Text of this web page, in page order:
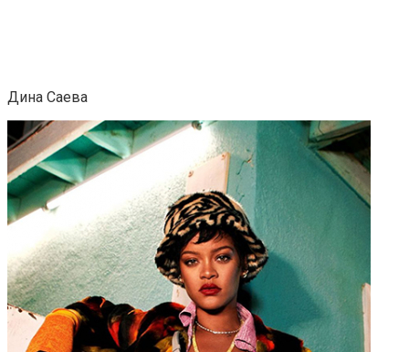
Дина Саева